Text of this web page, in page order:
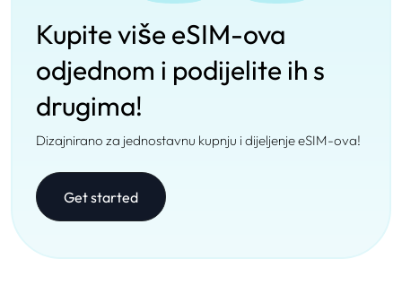
Kupite više eSIM-ova
odjednom i podijelite ih s
drugima!
Dizajnirano za jednostavnu kupnju i dijeljenje eSIM-ova!
Get started